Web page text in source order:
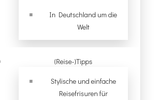
In Deutschland um die
Welt
(Reise-)Tipps
Stylische und einfache
Reisefrisuren für